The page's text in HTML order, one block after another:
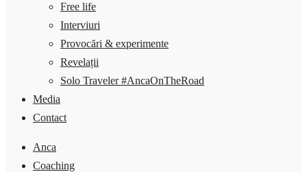
Free life
Interviuri
Provocări & experimente
Revelații
Solo Traveler #AncaOnTheRoad
Media
Contact
Anca
Coaching